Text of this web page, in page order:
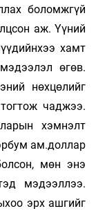
боломжгүй
аж. Үүний
хамт
өгөв.
нөхцөлийг
чаджээ.
хэмнэлт
ам.доллар
мөн энэ
мэдээллээ.
эрх ашгийг